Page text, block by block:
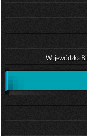
Wojewódzka